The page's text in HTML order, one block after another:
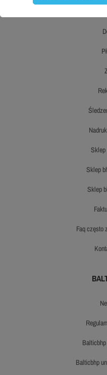
sklep
sklep
faq często
balticbhp